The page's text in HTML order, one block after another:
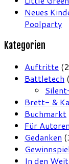
Neues
Poolparty
Kategorien
Auftritte
Battletech
Brett- &
Buchmarkt
Für Autoren
Gedanken
In den